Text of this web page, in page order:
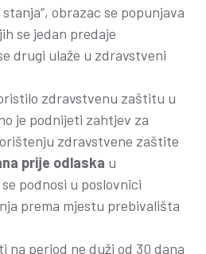
obrazac se popunjava
se jedan predaje
drugi ulaže u zdravstveni
zdravstvenu zaštitu u
je podnijeti zahtjev za
zdravstvene zaštite
prije odlaska u
podnosi u poslovnici
prema mjestu prebivališta
na period ne duži od 30 dana